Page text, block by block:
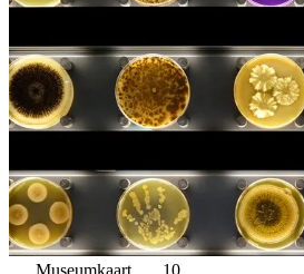
Museumkaart 10